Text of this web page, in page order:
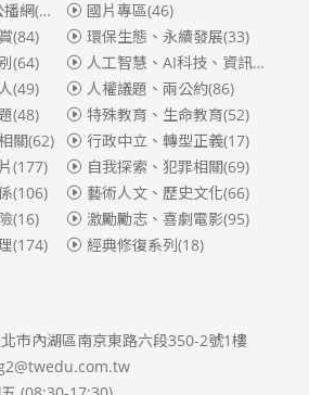
(華納)
(186)
國片專區(46)
(84) 環保生態、永續發展(33)
(64) 人工智慧、AI科技、資訊安全
(49) 人權議題、兩公約(86)
(48) 特殊教育、生命教育(52)
關(62) 行政中立、轉型正義(17)
(177) 自我探索、犯罪相關(69)
(106) 藝術人文、歷史文化(66)
(16) 激勵勵志、喜劇電影(95)
(174) 經典修復系列(18)
市內湖區南京東路六段350-2號1樓